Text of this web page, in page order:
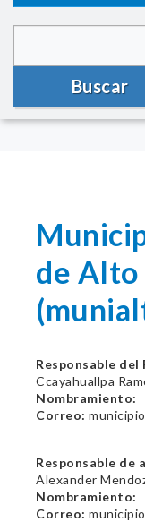
Buscar
de Alto
Responsable
Ccayahuallpa
Nombramiento:
Correo:
Responsable de
Alexander
Nombramiento:
Correo: